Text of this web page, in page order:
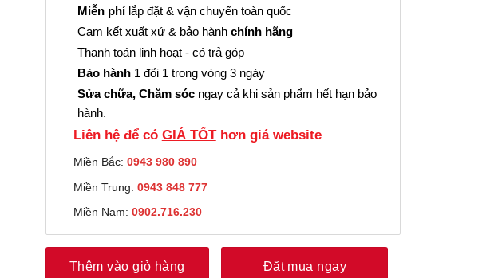
Miễn phílắp đặt & vận chuyển toàn quốc
Cam kết xuất xứ & bảo hành chính hãng
Thanh toán linh hoạt - có trả góp
Bảo hành 1 đổi 1 trong vòng 3 ngày
Sửa chữa, Chăm sóc ngay cả khi sản phẩm hết hạn bảo
hành.
Liên hệ để có GIÁ TỐThơn giá website
Miền Bắc: 0943 980 890
Miền Trung: 0943 848 777
Miền Nam: 0902.716.230
Thêm vào giỏ hàng Đặt mua ngay